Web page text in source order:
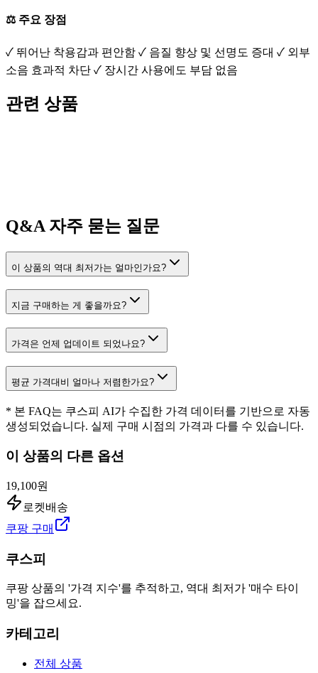
⚖️ 주요 장점
✓ 뛰어난 착용감과 편안함 ✓ 음질 향상 및 선명도 증대 ✓ 외부
소음 효과적 차단 ✓ 장시간 사용에도 부담 없음
관련 상품
Q&A 자주 묻는 질문
이 상품의 역대 최저가는 얼마인가요?
지금 구매하는 게 좋을까요?
가격은 언제 업데이트 되었나요?
평균 가격대비 얼마나 저렴한가요?
* 본 FAQ는 쿠스피 AI가 수집한 가격 데이터를 기반으로 자동
생성되었습니다. 실제 구매 시점의 가격과 다를 수 있습니다.
이 상품의 다른 옵션
19,100원
로켓배송
쿠팡 구매
쿠스피
쿠팡 상품의 '가격 지수'를 추적하고, 역대 최저가 '매수 타이
밍'을 잡으세요.
카테고리
전체 상품